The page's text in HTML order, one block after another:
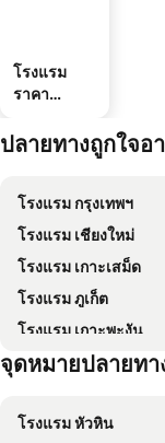
โรงแรม
ราคา
ปลายทางถูกใจอ
โรงแรม กรุงเทพฯ
โรงแรม เชียงใหม่
โรงแรม เกาะเสม็ด
โรงแรม ภูเก็ต
โรงแรม เกาะพะงัน
โรงแรม เกาะหลีเป๊ะ
จุดหมายปลายทา
โรงแรม หัวหิน